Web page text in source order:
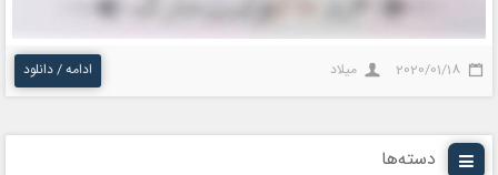
2020/01/18 میلاد ادامه / دانلود
دسته‌ها